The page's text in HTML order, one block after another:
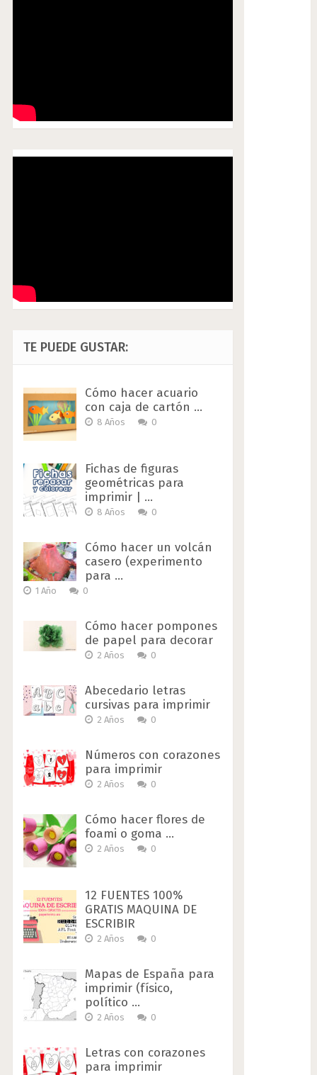
TE PUEDE GUSTAR:
Cómo hacer acuario
con caja de cartón …
8 Años 0
Fichas de figuras
geométricas para
imprimir | …
8 Años 0
Cómo hacer un volcán
casero (experimento
para …
1 Año 0
Cómo hacer pompones
de papel para decorar
2 Años 0
Abecedario letras
cursivas para imprimir
2 Años 0
Números con corazones
para imprimir
2 Años 0
Cómo hacer flores de
foami o goma …
2 Años 0
12 FUENTES 100%
GRATIS MAQUINA DE
ESCRIBIR
2 Años 0
Mapas de España para
imprimir (físico,
político …
2 Años 0
Letras con corazones
para imprimir